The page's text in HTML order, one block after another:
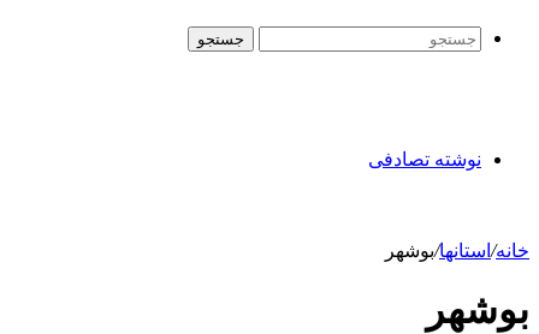
جستجو
نوشته تصادفی
خانه/ استانها/بوشهر
بوشهر